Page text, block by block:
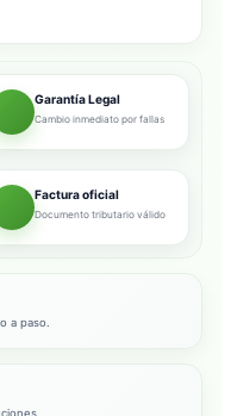
Garantía Legal
Cambio inmediato por fallas
Factura oficial
Documento tributario válido
a paso.